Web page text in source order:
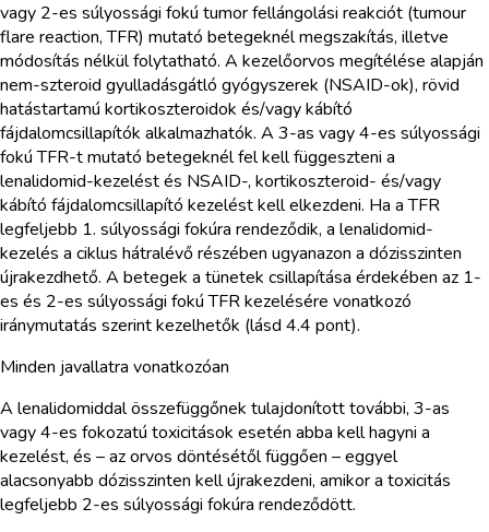
vagy 2-es súlyossági fokú tumor fellángolási reakciót (tumour
flare reaction, TFR) mutató betegeknél megszakítás, illetve
módosítás nélkül folytatható. A kezelőorvos megítélése alapján
nem-szteroid gyulladásgátló gyógyszerek (NSAID-ok), rövid
hatástartamú kortikoszteroidok és/vagy kábító
fájdalomcsillapítók alkalmazhatók. A 3-as vagy 4-es súlyossági
fokú TFR-t mutató betegeknél fel kell függeszteni a
lenalidomid-kezelést és NSAID-, kortikoszteroid- és/vagy
kábító fájdalomcsillapító kezelést kell elkezdeni. Ha a TFR
legfeljebb 1. súlyossági fokúra rendeződik, a lenalidomid-
kezelés a ciklus hátralévő részében ugyanazon a dózisszinten
újrakezdhető. A betegek a tünetek csillapítása érdekében az 1-
es és 2-es súlyossági fokú TFR kezelésére vonatkozó
iránymutatás szerint kezelhetők (lásd 4.4 pont).
Minden javallatra vonatkozóan
A lenalidomiddal összefüggőnek tulajdonított további, 3-as
vagy 4-es fokozatú toxicitások esetén abba kell hagyni a
kezelést, és – az orvos döntésétől függően – eggyel
alacsonyabb dózisszinten kell újrakezdeni, amikor a toxicitás
legfeljebb 2-es súlyossági fokúra rendeződött.